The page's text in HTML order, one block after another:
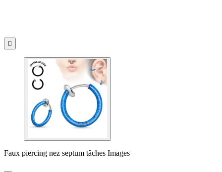

Faux piercing nez septum tâches Images